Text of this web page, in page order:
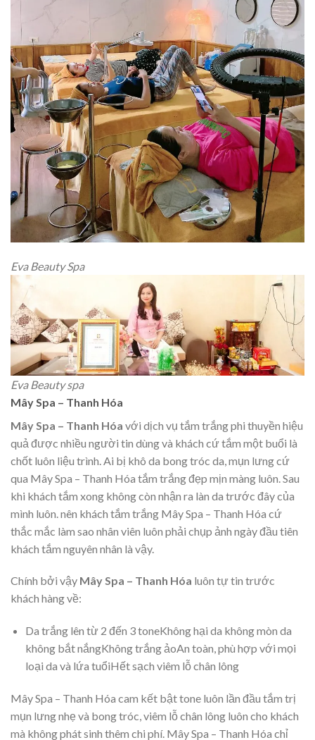
Eva Beauty Spa
Eva Beauty spa
Mây Spa – Thanh Hóa
Mây Spa – Thanh Hóa với dịch vụ tắm trắng phi thuyền hiệu
quả được nhiều người tin dùng và khách cứ tắm một buổi là
chốt luôn liệu trình. Ai bị khô da bong tróc da, mụn lưng cứ
qua Mây Spa – Thanh Hóa tắm trắng đẹp mịn màng luôn. Sau
khi khách tắm xong không còn nhận ra làn da trước đây của
mình luôn. nên khách tắm trắng Mây Spa – Thanh Hóa cứ
thắc mắc làm sao nhân viên luôn phải chụp ảnh ngày đầu tiên
khách tắm nguyên nhân là vậy.
Chính bởi vậy Mây Spa – Thanh Hóa luôn tự tin trước
khách hàng về:
Da trắng lên từ 2 đến 3 toneKhông hại da không mòn da
không bắt nắngKhông trắng ảoAn toàn, phù hợp với mọi
loại da và lứa tuổiHết sạch viêm lỗ chân lông
Mây Spa – Thanh Hóa cam kết bật tone luôn lần đầu tắm trị
mụn lưng nhẹ và bong tróc, viêm lỗ chân lông luôn cho khách
mà không phát sinh thêm chi phí. Mây Spa – Thanh Hóa chỉ